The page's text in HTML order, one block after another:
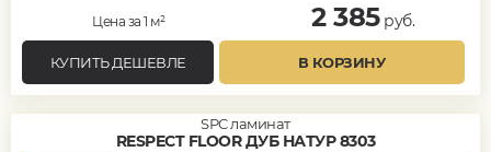
Цена за 1 м² 2 385руб.
КУПИТЬ ДЕШЕВЛЕ В КОРЗИНУ
SPC ламинат
RESPECT FLOOR ДУБ НАТУР 8303